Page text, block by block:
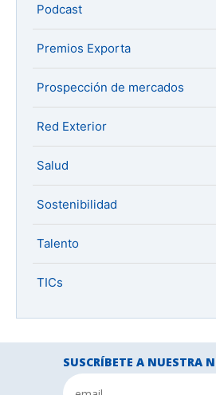
Podcast
Premios Exporta
Prospección de mercados
Red Exterior
Salud
Sostenibilidad
Talento
TICs
SUSCRÍBETE A NUESTRA